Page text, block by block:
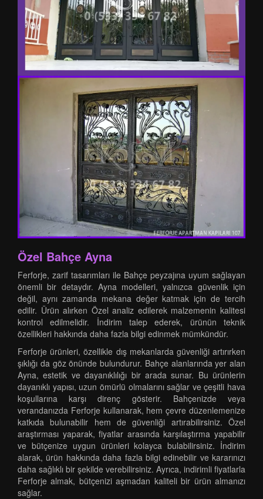
Özel Bahçe Ayna
Ferforje, zarif tasarımları ile Bahçe peyzajına uyum sağlayan
önemli bir detaydır. Ayna modelleri, yalnızca güvenlik için
değil, aynı zamanda mekana değer katmak için de tercih
edilir. Ürün alırken Özel analiz edilerek malzemenin kalitesi
kontrol edilmelidir. İndirim talep ederek, ürünün teknik
özellikleri hakkında daha fazla bilgi edinmek mümkündür.
Ferforje ürünleri, özellikle dış mekanlarda güvenliği artırırken
şıklığı da göz önünde bulundurur. Bahçe alanlarında yer alan
Ayna, estetik ve dayanıklılığı bir arada sunar. Bu ürünlerin
dayanıklı yapısı, uzun ömürlü olmalarını sağlar ve çeşitli hava
koşullarına karşı direnç gösterir. Bahçenizde veya
verandanızda Ferforje kullanarak, hem çevre düzenlemenize
katkıda bulunabilir hem de güvenliği artırabilirsiniz. Özel
araştırması yaparak, fiyatlar arasında karşılaştırma yapabilir
ve bütçenize uygun ürünleri kolayca bulabilirsiniz. İndirim
alarak, ürün hakkında daha fazla bilgi edinebilir ve kararınızı
daha sağlıklı bir şekilde verebilirsiniz. Ayrıca, indirimli fiyatlarla
Ferforje almak, bütçenizi aşmadan kaliteli bir ürün almanızı
sağlar.